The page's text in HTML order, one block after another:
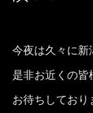
今夜は久々に新
是非お近くの
お待ちしており